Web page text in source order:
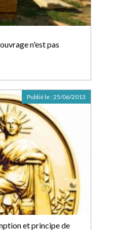
n'est pas
et principe de
Publié le :25/06/2013